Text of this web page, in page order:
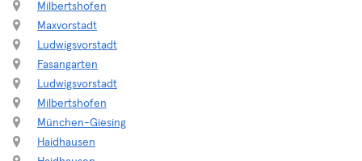
Milbertshofen
Maxvorstadt
Ludwigsvorstadt
Fasangarten
Ludwigsvorstadt
Milbertshofen
München-Giesing
Haidhausen